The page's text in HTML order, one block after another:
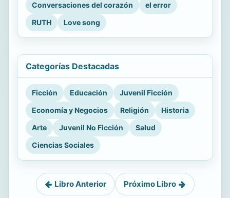
Conversaciones del corazón
el error
RUTH
Love song
Categorías Destacadas
Ficción Educación
Juvenil Ficción
Economía y Negocios
Religión
Historia
Arte
Juvenil No Ficción
Salud
Ciencias Sociales
Libro Anterior Próximo Libro